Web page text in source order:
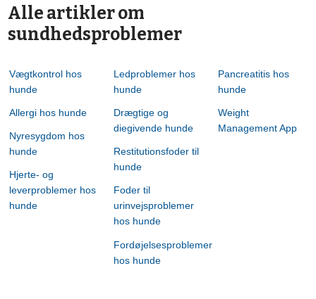
Alle artikler om
sundhedsproblemer
Vægtkontrol hos
hunde
Allergi hos hunde
Nyresygdom hos
hunde
Hjerte- og
leverproblemer hos
hunde
Ledproblemer hos
hunde
Drægtige og
diegivende hunde
Restitutionsfoder til
hunde
Foder til
urinvejsproblemer
hos hunde
Fordøjelsesproblemer
hos hunde
Pancreatitis hos
hunde
Weight
Management App